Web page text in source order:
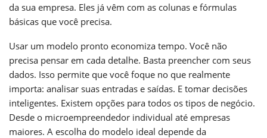
da sua empresa. Eles já vêm com as colunas e fórmulas
básicas que você precisa.
Usar um modelo pronto economiza tempo. Você não
precisa pensar em cada detalhe. Basta preencher com seus
dados. Isso permite que você foque no que realmente
importa: analisar suas entradas e saídas. E tomar decisões
inteligentes. Existem opções para todos os tipos de negócio.
Desde o microempreendedor individual até empresas
maiores. A escolha do modelo ideal depende da